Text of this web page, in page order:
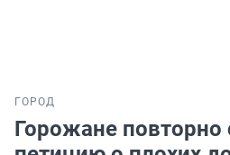
ГОРОД
Горожане повторно